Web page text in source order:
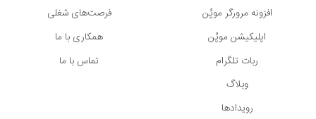
افزونه مرورگر موپُن
اپلیکیشن موپُن
ربات تلگرام
وبلاگ
رویدادها
فرصت‌های شغلی
همکاری با ما
تماس با ما